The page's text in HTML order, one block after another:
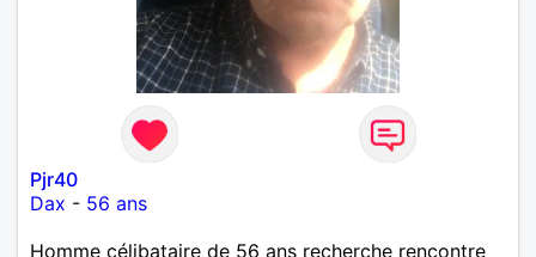
Pjr40
Dax - 56 ans
Homme célibataire de 56 ans recherche rencontre